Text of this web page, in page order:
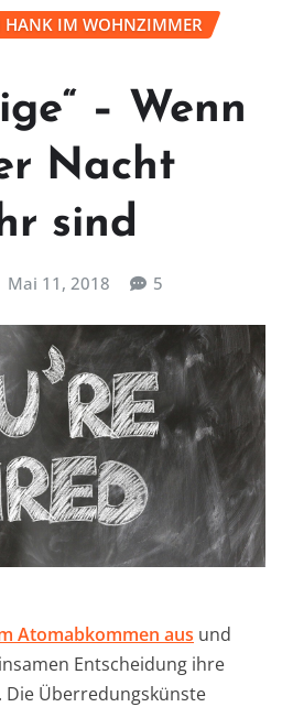
HANK IM WOHNZIMMER
– Wenn
Nacht
sind
Mai 11, 2018 5
Atomabkommen aus und
Entscheidung ihre
Überredungskünste